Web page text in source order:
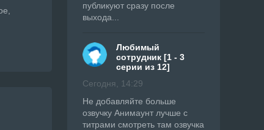
публикуют сразу после
выхода...
Любимый
сотрудник [1 - 3
серии из 12]
Сегодня, 14:29
Не добавляйте больше
озвучку Анимаунт лучше с
титрами смотреть там озвучка